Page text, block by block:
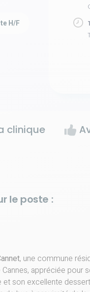
H/F
clinique
le poste :
, une commune
appréciée pour
et son excellente